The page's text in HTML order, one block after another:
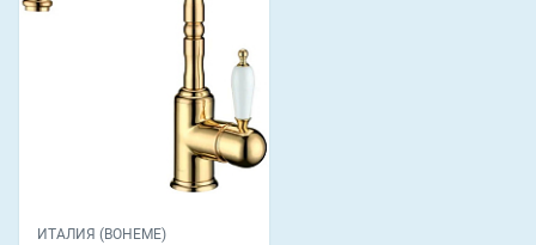
ИТАЛИЯ (BOHEME)